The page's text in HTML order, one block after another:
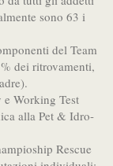
sono 63 i
del Team
dei ritrovamenti,
Working Test
alla Pet & Idro-
Rescue